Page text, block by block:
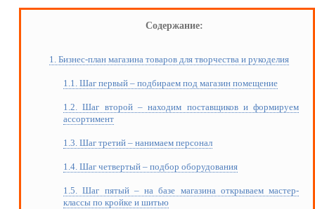
Содержание:
1. Бизнес-план магазина товаров для творчества и рукоделия
1.1. Шаг первый – подбираем под магазин помещение
1.2. Шаг второй – находим поставщиков и формируем
ассортимент
1.3. Шаг третий – нанимаем персонал
1.4. Шаг четвертый – подбор оборудования
1.5. Шаг пятый – на базе магазина открываем мастер-
классы по кройке и шитью